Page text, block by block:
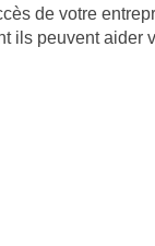
de votre
peuvent